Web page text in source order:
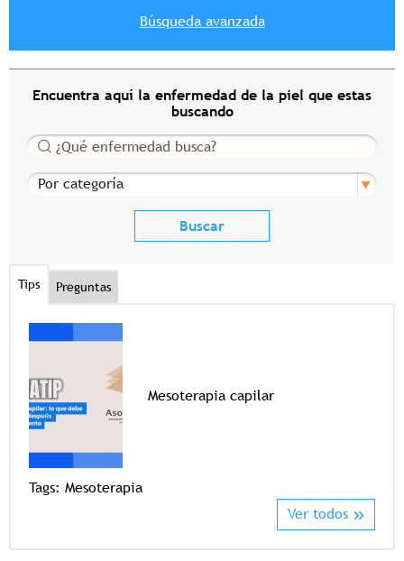
Búsqueda avanzada
Encuentra aquí la enfermedad de la piel que estas
buscando
Buscar
Por categoría
Tips Preguntas
Mesoterapia capilar
Tags: Mesoterapia
Ver todos